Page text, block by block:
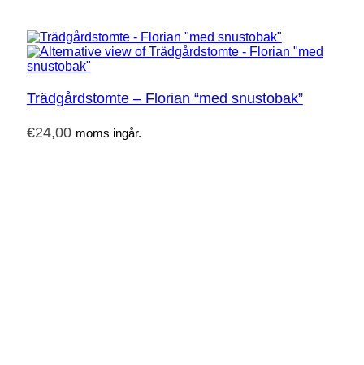
Trädgårdstomte – Florian “med snustobak”
€24,00 moms ingår.